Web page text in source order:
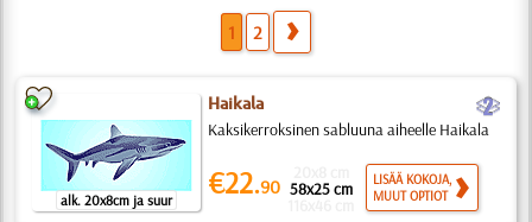
1 2
alk. 20x8cm ja suur
Haikala b
Kaksikerroksinen sabluuna aiheelle Haikala
€22.90 58x25 cm
LISÄÄ KOKOJA,
MUUT OPTIOT